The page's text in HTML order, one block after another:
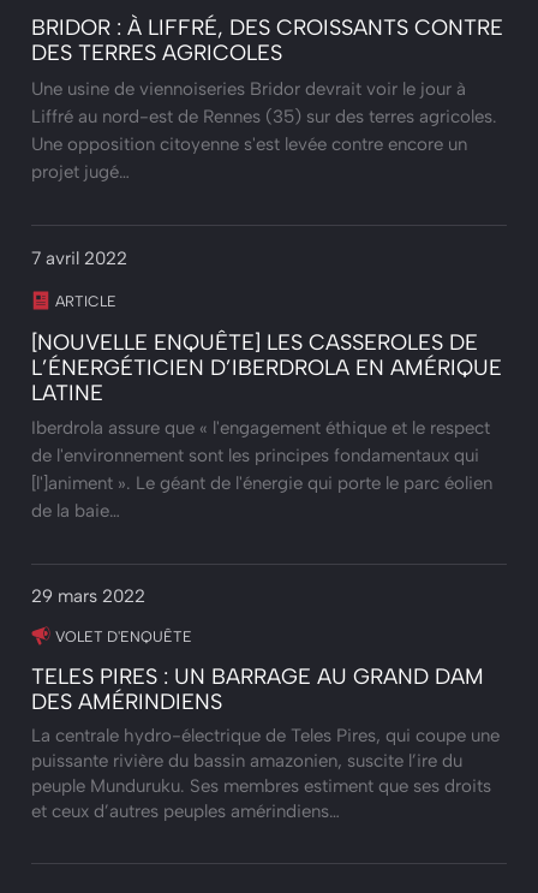
BRIDOR : À LIFFRÉ, DES CROISSANTS CONTRE
DES TERRES AGRICOLES
Une usine de viennoiseries Bridor devrait voir le jour à
Liffré au nord-est de Rennes (35) sur des terres agricoles.
Une opposition citoyenne s'est levée contre encore un
projet jugé…
7 avril 2022
ARTICLE
[NOUVELLE ENQUÊTE] LES CASSEROLES DE
L’ÉNERGÉTICIEN D’IBERDROLA EN AMÉRIQUE
LATINE
Iberdrola assure que « l'engagement éthique et le respect
de l'environnement sont les principes fondamentaux qui
[l']animent ». Le géant de l'énergie qui porte le parc éolien
de la baie…
29 mars 2022
VOLET D'ENQUÊTE
TELES PIRES : UN BARRAGE AU GRAND DAM
DES AMÉRINDIENS
La centrale hydro-électrique de Teles Pires, qui coupe une
puissante rivière du bassin amazonien, suscite l’ire du
peuple Munduruku. Ses membres estiment que ses droits
et ceux d’autres peuples amérindiens…